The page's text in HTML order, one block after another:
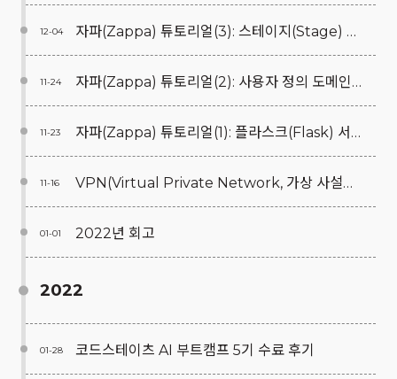
12-04 자파(Zappa) 튜토리얼(3): 스테이지(Stage) & 로그 레벨(Log level) 관리
11-24 자파(Zappa) 튜토리얼(2): 사용자 정의 도메인(Custom Domain) 연결(Feat. AWS Route53 & 가비아(Gabia))
11-23 자파(Zappa) 튜토리얼(1): 플라스크(Flask) 서버리스(Serverless) 배포
11-16 VPN(Virtual Private Network, 가상 사설망)이란?
01-01 2022년 회고
2022
01-28 코드스테이츠 AI 부트캠프 5기 수료 후기